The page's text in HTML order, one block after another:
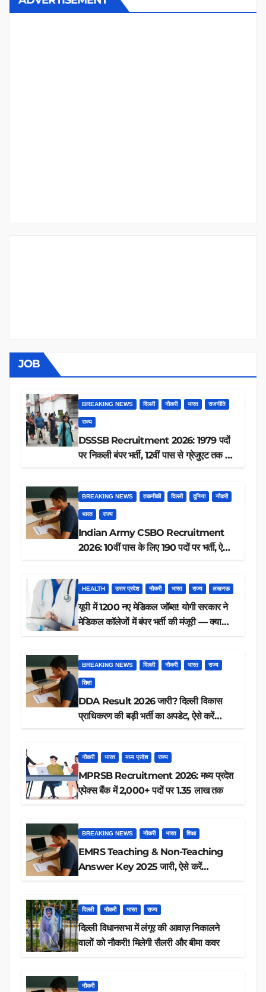
JOB
BREAKING NEWS दिल्ली नौकरी भारत राजनीति
राज्य
DSSSB Recruitment 2026: 1979 पदों
पर निकली बंपर भर्ती, 12वीं पास से ग्रेजुएट तक करें
BREAKING NEWS तकनीकी दिल्ली दुनिया नौकरी
भारत राज्य
Indian Army CSBO Recruitment
2026: 10वीं पास के लिए 190 पदों पर भर्ती, ऐसे
HEALTH उत्तर प्रदेश नौकरी भारत राज्य लखनऊ
यूपी में 1200 नए मेडिकल जॉब्स! योगी सरकार ने
मेडिकल कॉलेजों में बंपर भर्ती की मंजूरी — क्या
BREAKING NEWS दिल्ली नौकरी भारत राज्य
शिक्षा
DDA Result 2026 जारी? दिल्ली विकास
प्राधिकरण की बड़ी भर्ती का अपडेट, ऐसे करें
नौकरी भारत मध्य प्रदेश राज्य
MPRSB Recruitment 2026: मध्य प्रदेश
एपेक्स बैंक में 2,000+ पदों पर 1.35 लाख तक
BREAKING NEWS नौकरी भारत शिक्षा
EMRS Teaching & Non-Teaching
Answer Key 2025 जारी, ऐसे करें
दिल्ली नौकरी भारत राज्य
दिल्ली विधानसभा में लंगूर की आवाज़ निकालने
वालों को नौकरी! मिलेगी सैलरी और बीमा कवर
नौकरी